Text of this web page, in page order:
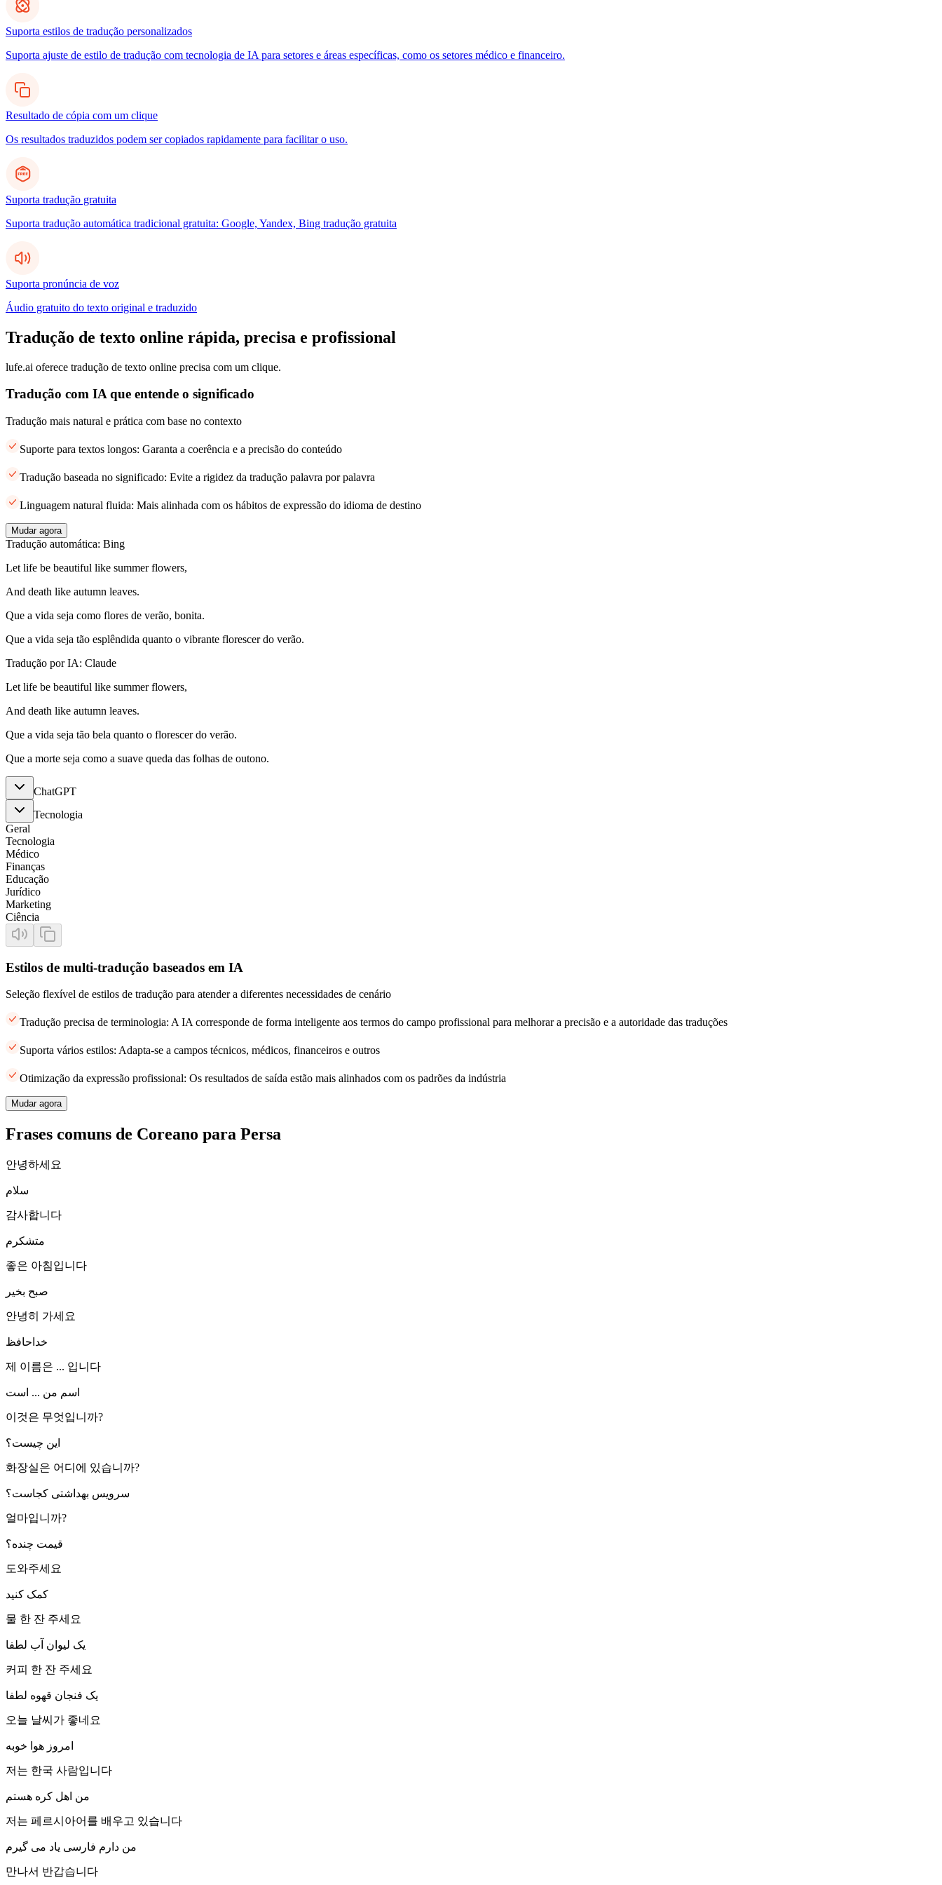
Suporta estilos de tradução personalizados
Suporta ajuste de estilo de tradução com tecnologia de IA para setores e áreas específicas, como os setores médico e financeiro.
Resultado de cópia com um clique
Os resultados traduzidos podem ser copiados rapidamente para facilitar o uso.
Suporta tradução gratuita
Suporta tradução automática tradicional gratuita: Google, Yandex, Bing tradução gratuita
Suporta pronúncia de voz
Áudio gratuito do texto original e traduzido
Tradução de texto online rápida, precisa e profissional
lufe.ai oferece tradução de texto online precisa com um clique.
Tradução com IA que entende o significado
Tradução mais natural e prática com base no contexto
Suporte para textos longos: Garanta a coerência e a precisão do conteúdo
Tradução baseada no significado: Evite a rigidez da tradução palavra por palavra
Linguagem natural fluida: Mais alinhada com os hábitos de expressão do idioma de destino
Mudar agora
Tradução automática: Bing
Let life be beautiful like summer flowers,
And death like autumn leaves.
Que a vida seja como flores de verão, bonita.
Que a vida seja tão esplêndida quanto o vibrante florescer do verão.
Tradução por IA: Claude
Let life be beautiful like summer flowers,
And death like autumn leaves.
Que a vida seja tão bela quanto o florescer do verão.
Que a morte seja como a suave queda das folhas de outono.
ChatGPT
Tecnologia
Geral
Tecnologia
Médico
Finanças
Educação
Jurídico
Marketing
Ciência
Estilos de multi-tradução baseados em IA
Seleção flexível de estilos de tradução para atender a diferentes necessidades de cenário
Tradução precisa de terminologia: A IA corresponde de forma inteligente aos termos do campo profissional para melhorar a precisão e a autoridade das traduções
Suporta vários estilos: Adapta-se a campos técnicos, médicos, financeiros e outros
Otimização da expressão profissional: Os resultados de saída estão mais alinhados com os padrões da indústria
Mudar agora
Frases comuns de Coreano para Persa
안녕하세요
سلام
감사합니다
متشکرم
좋은 아침입니다
صبح بخیر
안녕히 가세요
خداحافظ
제 이름은 ... 입니다
اسم من ... است
이것은 무엇입니까?
این چیست؟
화장실은 어디에 있습니까?
سرویس بهداشتی کجاست؟
얼마입니까?
قیمت چنده؟
도와주세요
کمک کنید
물 한 잔 주세요
یک لیوان آب لطفا
커피 한 잔 주세요
یک فنجان قهوه لطفا
오늘 날씨가 좋네요
امروز هوا خوبه
저는 한국 사람입니다
من اهل کره هستم
저는 페르시아어를 배우고 있습니다
من دارم فارسی یاد می گیرم
만나서 반갑습니다